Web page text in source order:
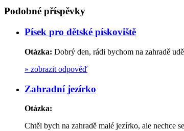
Podobné příspěvky
Písek pro dětské pískoviště
Otázka: Dobrý den, rádi bychom na zahradě
» zobrazit odpověď
Zahradní jezírko
Otázka:
Chtěl bych na zahradě malé jezírko, ale nechce